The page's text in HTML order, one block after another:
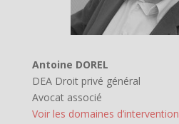
Antoine DOREL
DEA Droit privé général
Avocat associé
Voir les domaines d’intervention